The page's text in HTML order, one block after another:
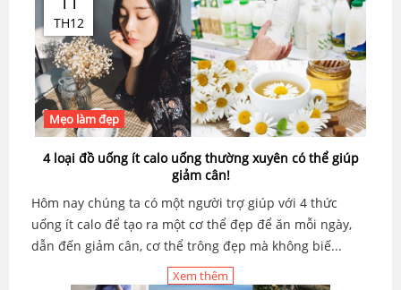
TH12
Mẹo làm đẹp
4 loại đồ uống ít calo uống thường xuyên có thể giúp
giảm cân!
Hôm nay chúng ta có một người trợ giúp với 4 thức
uống ít calo để tạo ra một cơ thể đẹp để ăn mỗi ngày,
dẫn đến giảm cân, cơ thể trông đẹp mà không biế...
Xem thêm